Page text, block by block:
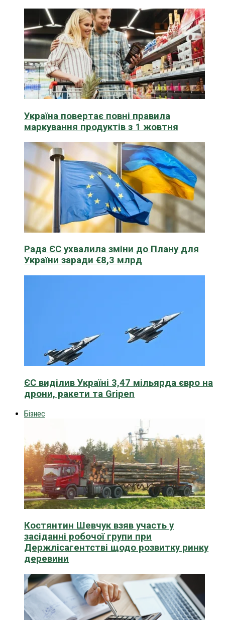
Україна повертає повні правила
маркування продуктів з 1 жовтня
Рада ЄС ухвалила зміни до Плану для
України заради €8,3 млрд
ЄС виділив Україні 3,47 мільярда євро на
дрони, ракети та Gripen
Бізнес
Костянтин Шевчук взяв участь у
засіданні робочої групи при
Держлісагентстві щодо розвитку ринку
деревини